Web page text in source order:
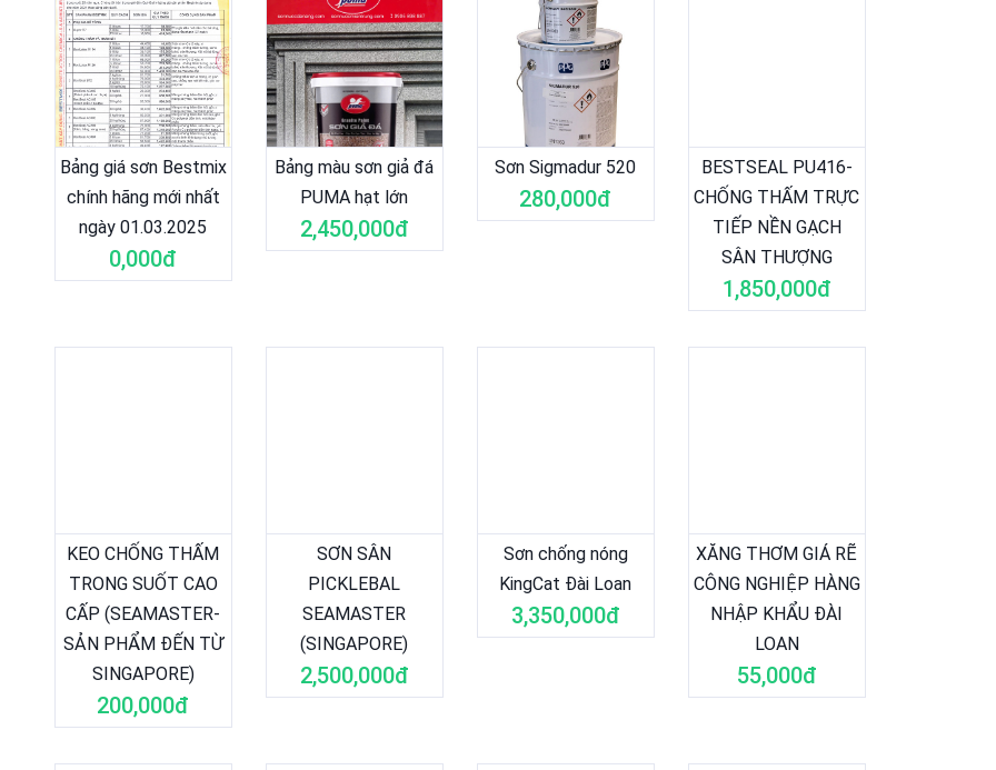
Bảng giá sơn Bestmix
chính hãng mới nhất
ngày 01.03.2025
0,000đ
Bảng màu sơn giả đá
PUMA hạt lớn
2,450,000đ
Sơn Sigmadur 520
280,000đ
BESTSEAL PU416-
CHỐNG THẤM TRỰC
TIẾP NỀN GẠCH
SÂN THƯỢNG
1,850,000đ
KEO CHỐNG THẤM
TRONG SUỐT CAO
CẤP (SEAMASTER-
SẢN PHẨM ĐẾN TỪ
SINGAPORE)
200,000đ
SƠN SÂN
PICKLEBAL
SEAMASTER
(SINGAPORE)
2,500,000đ
Sơn chống nóng
KingCat Đài Loan
3,350,000đ
XĂNG THƠM GIÁ RẼ
CÔNG NGHIỆP HÀNG
NHẬP KHẨU ĐÀI
LOAN
55,000đ